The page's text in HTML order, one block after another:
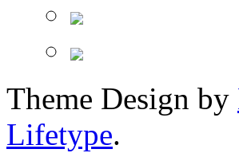
Theme Design by
Lifetype.